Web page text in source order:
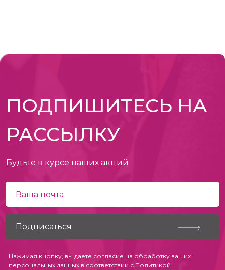
ПОДПИШИТЕСЬ НА
РАССЫЛКУ
Будьте в курсе наших акций
Нажимая кнопку, вы даете согласие на обработку ваших
персональных данных в соответствии с Политикой